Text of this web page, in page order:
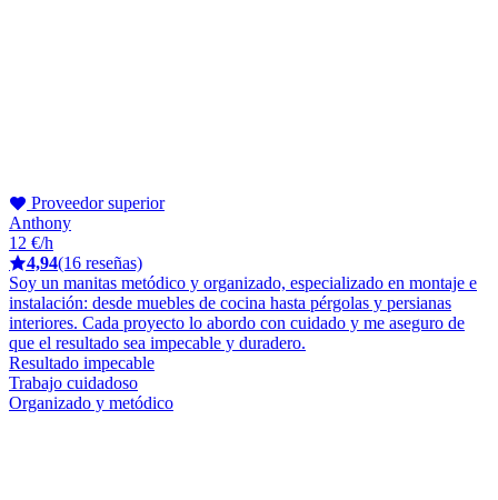
Proveedor superior
Anthony
12 €/h
4,94(16 reseñas)
Soy un manitas metódico y organizado, especializado en montaje e
instalación: desde muebles de cocina hasta pérgolas y persianas
interiores. Cada proyecto lo abordo con cuidado y me aseguro de
que el resultado sea impecable y duradero.
Resultado impecable
Trabajo cuidadoso
Organizado y metódico